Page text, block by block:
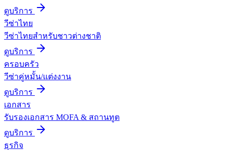
ดูบริการ
วีซ่าไทย
วีซ่าไทยสำหรับชาวต่างชาติ
ดูบริการ
ครอบครัว
วีซ่าคู่หมั้น/แต่งงาน
ดูบริการ
เอกสาร
รับรองเอกสาร MOFA & สถานทูต
ดูบริการ
ธุรกิจ